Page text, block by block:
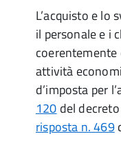
L’acquisto e lo
il personale e i
attività
d’imposta per
120 del
risposta n. 469